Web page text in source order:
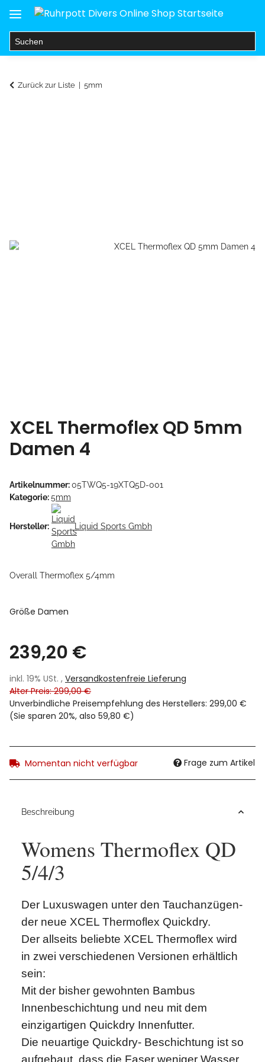
Zurück zur Liste 5mm
XCEL Thermoflex QD 5mm
Damen 4
Artikelnummer:05TWQ5-19XTQ5D-001
Kategorie:5mm
Hersteller: Liquid Sports Gmbh
Overall Thermoflex 5/4mm
Größe Damen
239,20 €
inkl. 19% USt. , Versandkostenfreie Lieferung
Alter Preis: 299,00 €
Unverbindliche Preisempfehlung des Herstellers: 299,00 €
(Sie sparen 20%, also 59,80 €)
Momentan nicht verfügbar Frage zum Artikel
Beschreibung
Womens Thermoflex QD
5/4/3
Der Luxuswagen unter den Tauchanzügen-
der neue XCEL Thermoflex Quickdry.
Der allseits beliebte XCEL Thermoflex wird
in zwei verschiedenen Versionen erhältlich
sein:
Mit der bisher gewohnten Bambus
Innenbeschichtung und neu mit dem
einzigartigen Quickdry Innenfutter.
Die neuartige Quickdry- Beschichtung ist so
aufgebaut, dass die Faser weniger Wasser